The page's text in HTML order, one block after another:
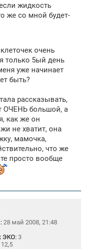
жидкость
же со мной будет-
очень
только 5ый день
уже начинает
быть?
рассказывать,
ОЧЕНЬ большой, а
как же он
не хватит, она
мамочка,
что же
просто вообще
28 май 2008, 21:48
ЭКО: 3
12,5